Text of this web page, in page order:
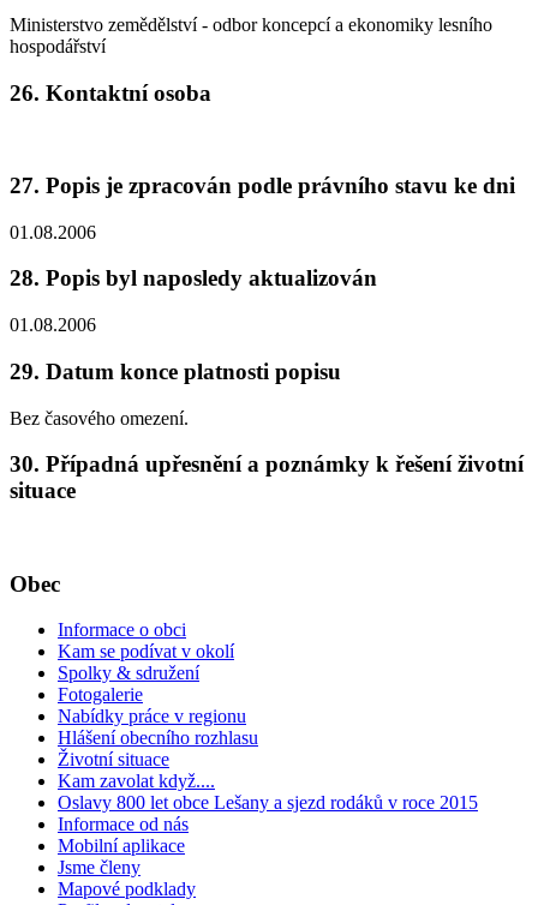
Ministerstvo zemědělství - odbor koncepcí a ekonomiky lesního
hospodářství
26. Kontaktní osoba
27. Popis je zpracován podle právního stavu ke dni
01.08.2006
28. Popis byl naposledy aktualizován
01.08.2006
29. Datum konce platnosti popisu
Bez časového omezení.
30. Případná upřesnění a poznámky k řešení životní
situace
Obec
Informace o obci
Kam se podívat v okolí
Spolky & sdružení
Fotogalerie
Nabídky práce v regionu
Hlášení obecního rozhlasu
Životní situace
Kam zavolat když....
Oslavy 800 let obce Lešany a sjezd rodáků v roce 2015
Informace od nás
Mobilní aplikace
Jsme členy
Mapové podklady